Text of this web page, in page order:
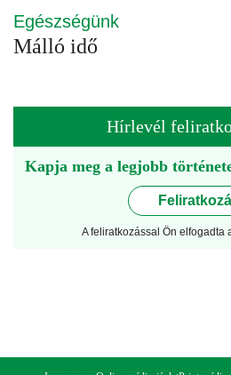
Egészségünk
Málló idő
Hírlevél
Kapja meg a legjobb
A feliratkozással Ön elfogadta